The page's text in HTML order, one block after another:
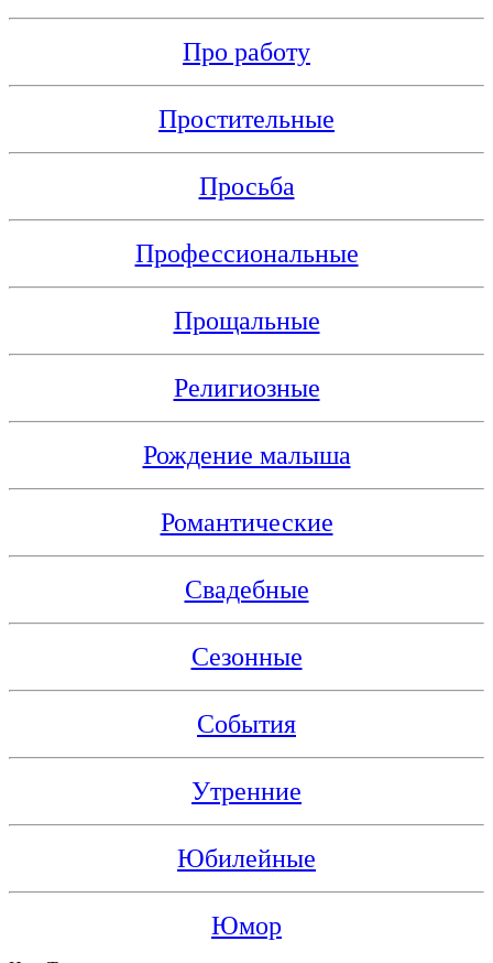
Про работу
Простительные
Просьба
Профессиональные
Прощальные
Религиозные
Рождение малыша
Романтические
Свадебные
Сезонные
События
Утренние
Юбилейные
Юмор